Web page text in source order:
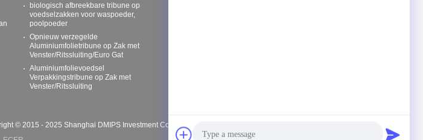
biologisch afbreekbare tribune op
voedselzakken voor waspoeder,
poolpoeder
Opnieuw verzegelde
Aluminiumfolietribune op Zak met
Venster/Ritssluiting/Euro Gat
Aluminiumfolievoedsel
Verpakkingstribune op Zak met
Venster/Ritssluiting
© 2015 - 2025 Shanghai DMIPS Investment Co., Ltd. All Rights Reserved. Developed by